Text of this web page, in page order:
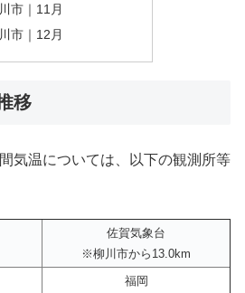
市｜11月
市｜12月
移
気温については、以下の観測所等
佐賀気象台
※柳川市から13.0km
福岡